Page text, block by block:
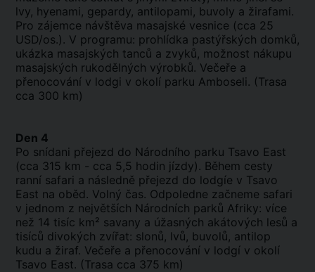
lvy, hyenami, gepardy, antilopami, buvoly a žirafami.
Pro zájemce návštěva masajské vesnice (cca 25
USD/os.). V programu: prohlídka pastýřských domků,
ukázka masajských tanců a zvyků, možnost nákupu
masajských rukodělných výrobků. Večeře a
přenocování v lodgi v okolí parku Amboseli. (Trasa
cca 300 km)
Den 4
Po snídani přejezd do Národního parku Tsavo East
(cca 315 km - cca 5,5 hodin jízdy). Během cesty
ranní safari a následně přejezd do lodgíe v Tsavo
East na oběd. Volný čas. Odpoledne začneme safari
v jednom z největších Národních parků Afriky: více
než 14 tisíc km² savany a úžasných akátových lesů a
tisíců divokých zvířat: slonů, lvů, buvolů, antilop
kudu a žiraf. Večeře a přenocování v lodgí v okolí
Tsavo East. (Trasa cca 375 km)